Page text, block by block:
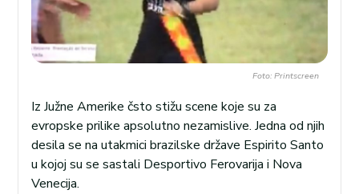
Foto: Printscreen
Iz Južne Amerike čsto stižu scene koje su za
evropske prilike apsolutno nezamislive. Jedna od njih
desila se na utakmici brazilske države Espirito Santo
u kojoj su se sastali Desportivo Ferovarija i Nova
Venecija.